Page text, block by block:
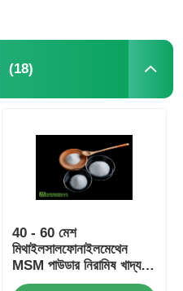
(18)
40 - 60 মেশ
মিথাইলসালফোনাইলমেথেন
MSM পাউডার নিরামিষ খাদ্য
গ্রেড